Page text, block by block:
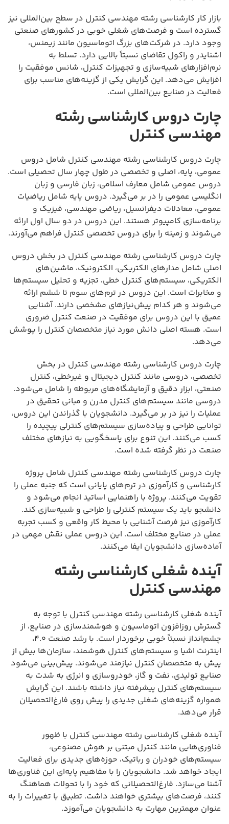
بازار کار کارشناسی رشته مهندسی کنترل در سطح بین‌المللی نیز
گسترده است و فرصت‌های شغلی خوبی در کشورهای صنعتی
وجود دارد. در شرکت‌های بزرگ اتوماسیون مانند زیمنس،
اشنایدر و راکول تقاضای نسبتاً بالایی دارد. تسلط به
نرم‌افزارهای شبیه‌سازی و تجهیزات کنترل، شانس موفقیت را
افزایش می‌دهد. این گرایش یکی از گزینه‌های مناسب برای
فعالیت در صنایع بین‌المللی است.
چارت دروس کارشناسی رشته
مهندسی کنترل
چارت دروس کارشناسی رشته مهندسی کنترل شامل دروس
عمومی، پایه، اصلی و تخصصی در طول چهار سال تحصیلی است.
دروس عمومی شامل معارف اسلامی، زبان فارسی و زبان
انگلیسی عمومی را در بر می‌گیرد. دروس پایه شامل ریاضیات
عمومی، معادلات دیفرانسیل، ریاضی مهندسی، فیزیک و
برنامه‌سازی کامپیوتر هستند. این دروس در دو سال اول ارائه
می‌شوند و زمینه را برای دروس تخصصی کنترل فراهم می‌آورند.
چارت دروس کارشناسی رشته مهندسی کنترل در بخش دروس
اصلی شامل مدارهای الکتریکی، الکترونیک، ماشین‌های
الکتریکی، سیستم‌های کنترل خطی، تجزیه و تحلیل سیستم‌ها
و مخابرات است. این دروس در ترم‌های سوم تا ششم ارائه
می‌شوند و هر کدام پیش‌نیازهای مشخصی دارند. آشنایی
عمیق با این دروس برای موفقیت در صنعت کنترل ضروری
است. هسته اصلی دانش مورد نیاز متخصصان کنترل را پوشش
می‌دهد.
چارت دروس کارشناسی رشته مهندسی کنترل در بخش
تخصصی، دروسی مانند کنترل دیجیتال و غیرخطی، کنترل
صنعتی، ابزار دقیق و آزمایشگاه‌های مربوطه را شامل می‌شود.
دروسی مانند سیستم‌های کنترل مدرن و مبانی تحقیق در
عملیات را نیز در بر می‌گیرد. دانشجویان با گذراندن این دروس،
توانایی طراحی و پیاده‌سازی سیستم‌های کنترلی پیچیده را
کسب می‌کنند. این تنوع برای پاسخگویی به نیازهای مختلف
صنعت در نظر گرفته شده است.
چارت دروس کارشناسی رشته مهندسی کنترل شامل پروژه
کارشناسی و کارآموزی در ترم‌های پایانی است که جنبه عملی را
تقویت می‌کنند. پروژه با راهنمایی اساتید انجام می‌شود و
دانشجو باید یک سیستم کنترلی را طراحی و شبیه‌سازی کند.
کارآموزی نیز فرصت آشنایی با محیط کار واقعی و کسب تجربه
عملی در صنایع مختلف است. این دروس عملی نقش مهمی در
آماده‌سازی دانشجویان ایفا می‌کنند.
آینده شغلی کارشناسی رشته
مهندسی کنترل
آینده شغلی کارشناسی رشته مهندسی کنترل با توجه به
گسترش روزافزون اتوماسیون و هوشمندسازی در صنایع، از
چشم‌انداز نسبتاً خوبی برخوردار است. با رشد صنعت ۴.۰،
اینترنت اشیا و سیستم‌های کنترل هوشمند، سازمان‌ها بیش از
پیش به متخصصان کنترل نیازمند می‌شوند. پیش‌بینی می‌شود
صنایع تولیدی، نفت و گاز، خودروسازی و انرژی به شدت به
سیستم‌های کنترل پیشرفته نیاز داشته باشند. این گرایش
همواره گزینه‌های شغلی جدیدی را پیش روی فارغ‌التحصیلان
قرار می‌دهد.
آینده شغلی کارشناسی رشته مهندسی کنترل با ظهور
فناوری‌هایی مانند کنترل مبتنی بر هوش مصنوعی،
سیستم‌های خودران و رباتیک، حوزه‌های جدیدی برای فعالیت
ایجاد خواهد شد. دانشجویان را با مفاهیم پایه‌ای این فناوری‌ها
آشنا می‌سازد. فارغ‌التحصیلانی که خود را با تحولات هماهنگ
کنند، فرصت‌های بیشتری خواهند داشت. تطبیق با تغییرات را به
عنوان مهمترین مهارت به دانشجویان می‌آموزد.